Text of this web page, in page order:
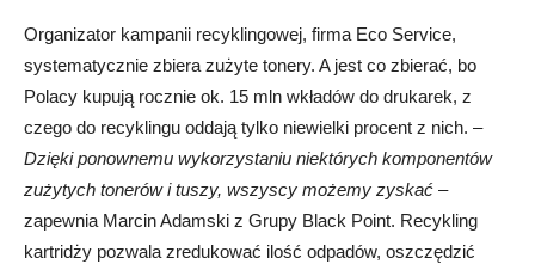
Organizator kampanii recyklingowej, firma Eco Service,
systematycznie zbiera zużyte tonery. A jest co zbierać, bo
Polacy kupują rocznie ok. 15 mln wkładów do drukarek, z
czego do recyklingu oddają tylko niewielki procent z nich. –
Dzięki ponownemu wykorzystaniu niektórych komponentów
zużytych tonerów i tuszy, wszyscy możemy zyskać –
zapewnia Marcin Adamski z Grupy Black Point. Recykling
kartridży pozwala zredukować ilość odpadów, oszczędzić